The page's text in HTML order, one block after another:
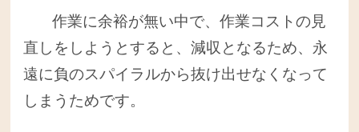
作業に余裕が無い中で、作業コストの見
直しをしようとすると、減収となるため、永
遠に負のスパイラルから抜け出せなくなって
しまうためです。